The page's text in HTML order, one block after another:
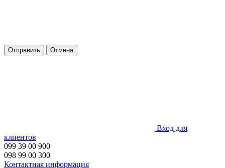
Отправить Отмена
Вход для
клиентов
099 39 00 900
098 99 00 300
Контактная информация